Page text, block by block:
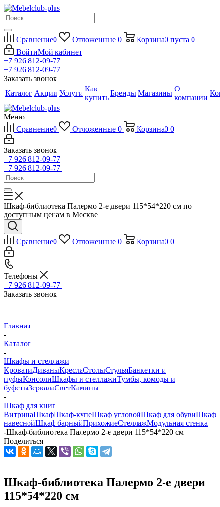
Сравнение0 Отложенные 0 Корзина0 пуста 0
ВойтиМой кабинет
+7 926 812-09-77
+7 926 812-09-77
Заказать звонок
Каталог Акции Услуги
Как
купить
Бренды Магазины
О
компании
Меню
Сравнение0 Отложенные 0 Корзина0 0
Заказать звонок
+7 926 812-09-77
+7 926 812-09-77
Шкаф-библиотека Палермо 2-е двери 115*54*220 см по
доступным ценам в Москве
Сравнение0 Отложенные 0 Корзина0 0
Телефоны
+7 926 812-09-77
Заказать звонок
Главная
-
Каталог
-
Шкафы и стеллажи
КроватиДиваныКреслаСтолыСтульяБанкетки и
пуфыКонсолиШкафы и стеллажиТумбы, комоды и
буфетыЗеркалаСветКамины
-
Шкаф для книг
ВитринаШкафШкаф-купеШкаф угловойШкаф для обувиШкаф
навеснойШкаф барныйПрихожиеСтеллажМодульная стенка
-Шкаф-библиотека Палермо 2-е двери 115*54*220 см
Поделиться
Шкаф-библиотека Палермо 2-е двери
115*54*220 см